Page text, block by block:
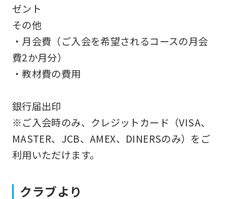
ゼント
その他
・月会費（ご入会を希望されるコースの月会
費2か月分）
・教材費の費用
銀行届出印
※ご入会時のみ、クレジットカード（VISA、
MASTER、JCB、AMEX、DINERSのみ）をご
利用いただけます。
クラブより
from
ask
that